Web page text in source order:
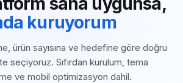
kuruyorum
ürün sayısına ve hedefine göre doğru
seçiyoruz. Sıfırdan kurulum, tema
ve mobil optimizasyon dahil.